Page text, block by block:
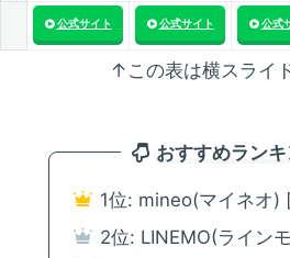
公式サイト 公式サイト 公式
↑この表は横スライ
おすすめラン
1位: mineo(マイネオ)
2位: LINEMO(ライン